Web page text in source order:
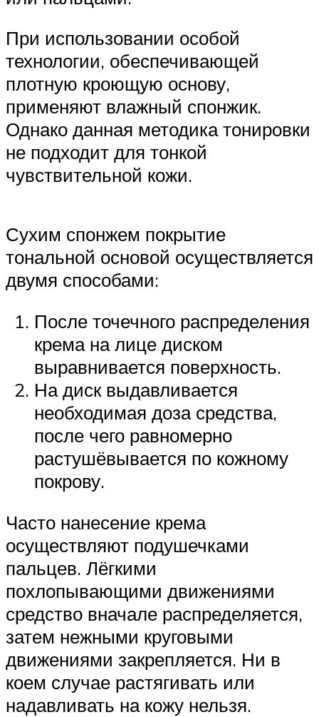
При использовании особой
технологии, обеспечивающей
плотную кроющую основу,
применяют влажный спонжик.
Однако данная методика тонировки
не подходит для тонкой
чувствительной кожи.
Сухим спонжем покрытие
тональной основой осуществляется
двумя способами:
После точечного распределения
крема на лице диском
выравнивается поверхность.
На диск выдавливается
необходимая доза средства,
после чего равномерно
растушёвывается по кожному
покрову.
Часто нанесение крема
осуществляют подушечками
пальцев. Лёгкими
похлопывающими движениями
средство вначале распределяется,
затем нежными круговыми
движениями закрепляется. Ни в
коем случае растягивать или
надавливать на кожу нельзя.